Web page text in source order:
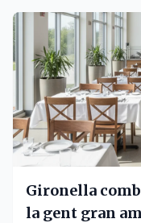
Gironella
la gent gran